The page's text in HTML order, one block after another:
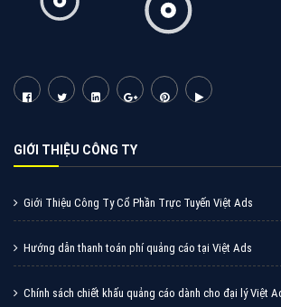
GIỚI THIỆU CÔNG TY
Giới Thiệu Công Ty Cổ Phần Trực Tuyến Việt Ads
Hướng dẫn thanh toán phí quảng cáo tại Việt Ads
Chính sách chiết khấu quảng cáo dành cho đại lý Việt